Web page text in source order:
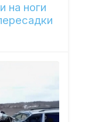
на ноги